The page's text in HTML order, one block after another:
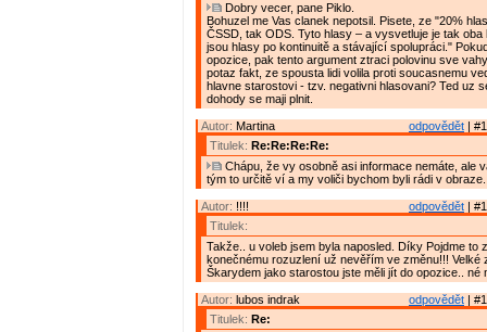
Dobry vecer, pane Piklo.
Bohuzel me Vas clanek nepotsil. Pisete, ze "20%
ČSSD, tak ODS. Tyto hlasy – a vysvetluje je tak oba
jsou hlasy po kontinuitě a stávající spolupráci."
opozice, pak tento argument ztraci polovinu sve
potaz fakt, ze spousta lidi volila proti soucasnemu
hlavne starostovi - tzv. negativni hlasovani? Ted uz
dohody se maji plnit.
odpovědět |
Autor: Martina
Titulek: Re:Re:Re:Re:
Chápu, že vy osobně asi informace nemáte, ale
tým to určitě ví a my voliči bychom byli rádi v obraze.
odpovědět |
Autor: !!!!
Titulek:
Takže.. u voleb jsem byla naposled. Díky Pojdme to
konečnému rozuzlení už nevěřím ve změnu!!! Velké
Škarydem jako starostou jste měli jít do opozice.. né
odpovědět |
Autor: lubos indrak
Titulek: Re: